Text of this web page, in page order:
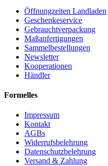
Öffnungzeiten Landladen
Geschenkeservice
Gebrauchtverpackung
Maßanfertigungen
Sammelbestellungen
Newsletter
Kooperationen
Händler
Formelles
Impressum
Kontakt
AGBs
Widerrufsbelehrung
Datenschutzbelehrung
Versand & Zahlung